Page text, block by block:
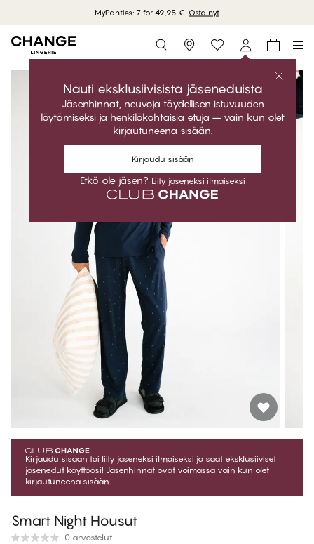
MyPanties: 7 for 49,95 €. Osta nyt
Storefinder
Nauti eksklusiivisista jäseneduista
Jäsenhinnat, neuvoja täydellisen istuvuuden
löytämiseksi ja henkilökohtaisia etuja – vain kun olet
kirjautuneena sisään.
Kirjaudu sisään
Etkö ole jäsen? Liity jäseneksi ilmaiseksi
Kirjaudu sisään tai liity jäseneksi ilmaiseksi ja saat eksklusiiviset
jäsenedut käyttöösi! Jäsenhinnat ovat voimassa vain kun olet
kirjautuneena sisään.
Smart Night Housut
0 arvostelut